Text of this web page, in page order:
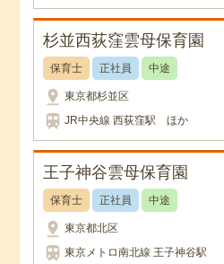
杉並西荻窪雲母保育園
保育士 正社員 中途
pin_drop 東京都杉並区
train JR中央線 西荻窪駅 ほか
王子神谷雲母保育園
保育士 正社員 中途
pin_drop 東京都北区
train 東京メトロ南北線 王子神谷駅